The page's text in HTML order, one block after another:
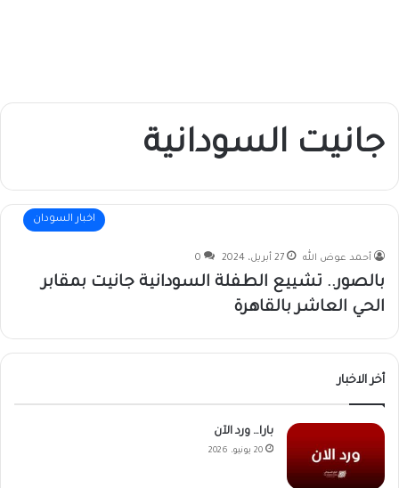
جانيت السودانية
اخبار السودان
أحمد عوض الله 27 أبريل، 2024 0
بالصور.. تشييع الطفلة السودانية جانيت بمقابر
الحي العاشر بالقاهرة
أخر الاخبار
بارا… ورد الآن
20 يونيو، 2026